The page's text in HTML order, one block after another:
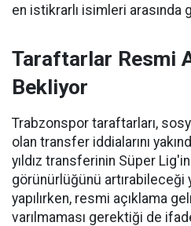
en istikrarlı isimleri arasında
Taraftarlar Resmi
Bekliyor
Trabzonspor taraftarları,
olan transfer iddialarını
yıldız transferinin Süper
görünürlüğünü artırabileceği
yapılırken, resmi açıklama
varılmaması gerektiği de